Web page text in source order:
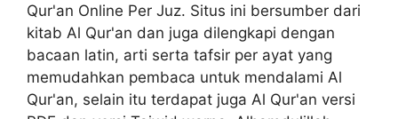
Qur'an Online Per Juz. Situs ini bersumber dari
kitab Al Qur'an dan juga dilengkapi dengan
bacaan latin, arti serta tafsir per ayat yang
memudahkan pembaca untuk mendalami Al
Qur'an, selain itu terdapat juga Al Qur'an versi